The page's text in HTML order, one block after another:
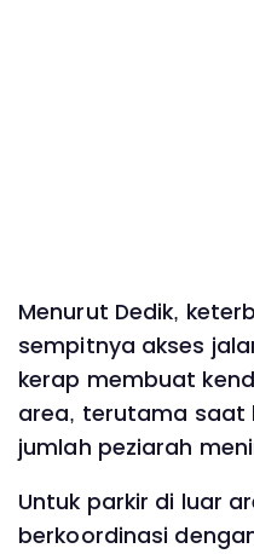
Menurut Dedik,
sempitnya akses
kerap membuat
area, terutama saat
jumlah peziarah
Untuk parkir di luar
berkoordinasi